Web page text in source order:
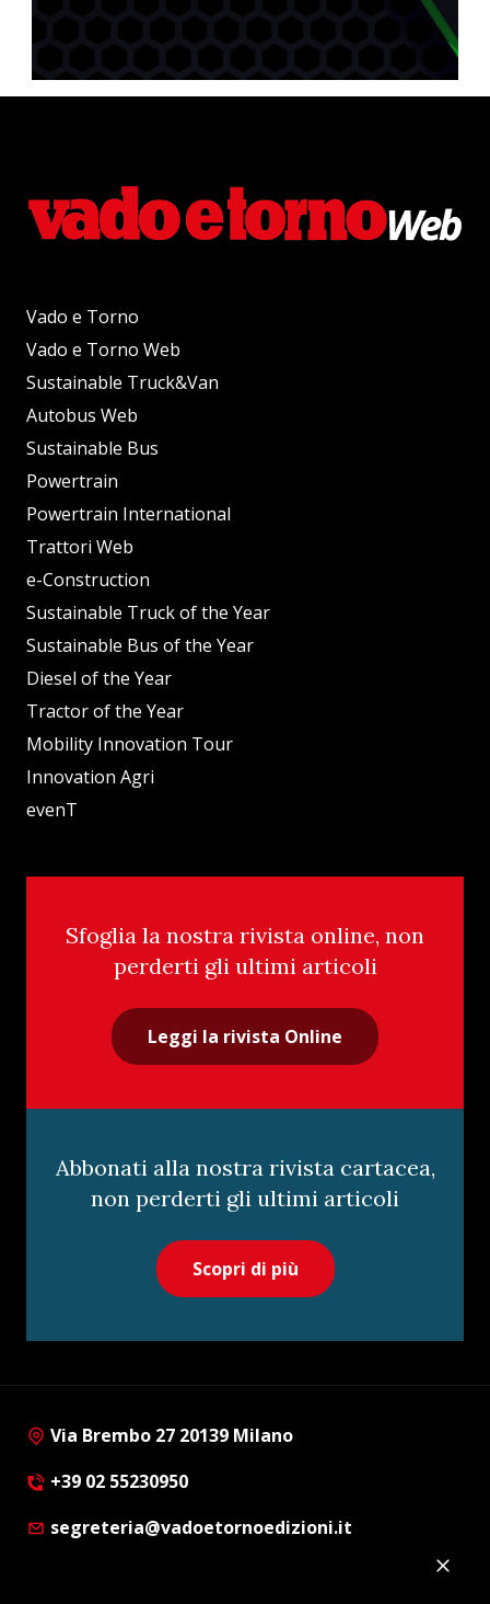
Vado e Torno
Vado e Torno Web
Sustainable Truck&Van
Autobus Web
Sustainable Bus
Powertrain
Powertrain International
Trattori Web
e-Construction
Sustainable Truck of the Year
Sustainable Bus of the Year
Diesel of the Year
Tractor of the Year
Mobility Innovation Tour
Innovation Agri
evenT
Sfoglia la nostra rivista online, non
perderti gli ultimi articoli
Leggi la rivista Online
Abbonati alla nostra rivista cartacea,
non perderti gli ultimi articoli
Scopri di più
Via Brembo 27 20139 Milano
+39 02 55230950
segreteria@vadoetornoedizioni.it